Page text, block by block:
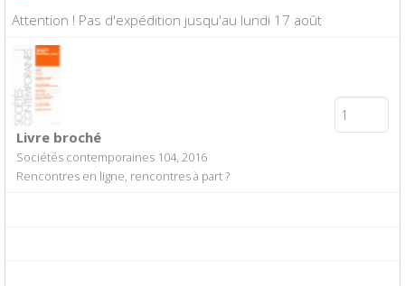
Attention ! Pas d'expédition jusqu'au lundi 17 août
Livre broché
Sociétés contemporaines 104, 2016
Rencontres en ligne, rencontres à part ?